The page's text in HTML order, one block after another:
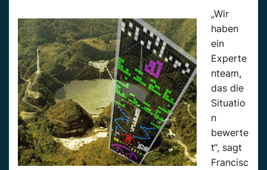
„Wir
haben
ein
Experte
nteam,
das die
Situatio
n
bewerte
t“, sagt
Francisc